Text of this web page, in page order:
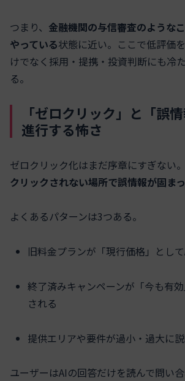
つまり、 金融機関の与信審査のような
やっている状態に近い。ここで低評価
けでなく採用・提携・投資判断にも冷
る。
「ゼロクリック」と「誤
進行する怖さ
ゼロクリック化はまだ序章にすぎない
クリックされない場所で誤情報が固ま
よくあるパターンは3つある。
旧料金プランが「現行価格」とし
終了済みキャンペーンが「今も有
される
提供エリアや要件が過小・過大に
ユーザーはAIの回答だけを読んで問い合